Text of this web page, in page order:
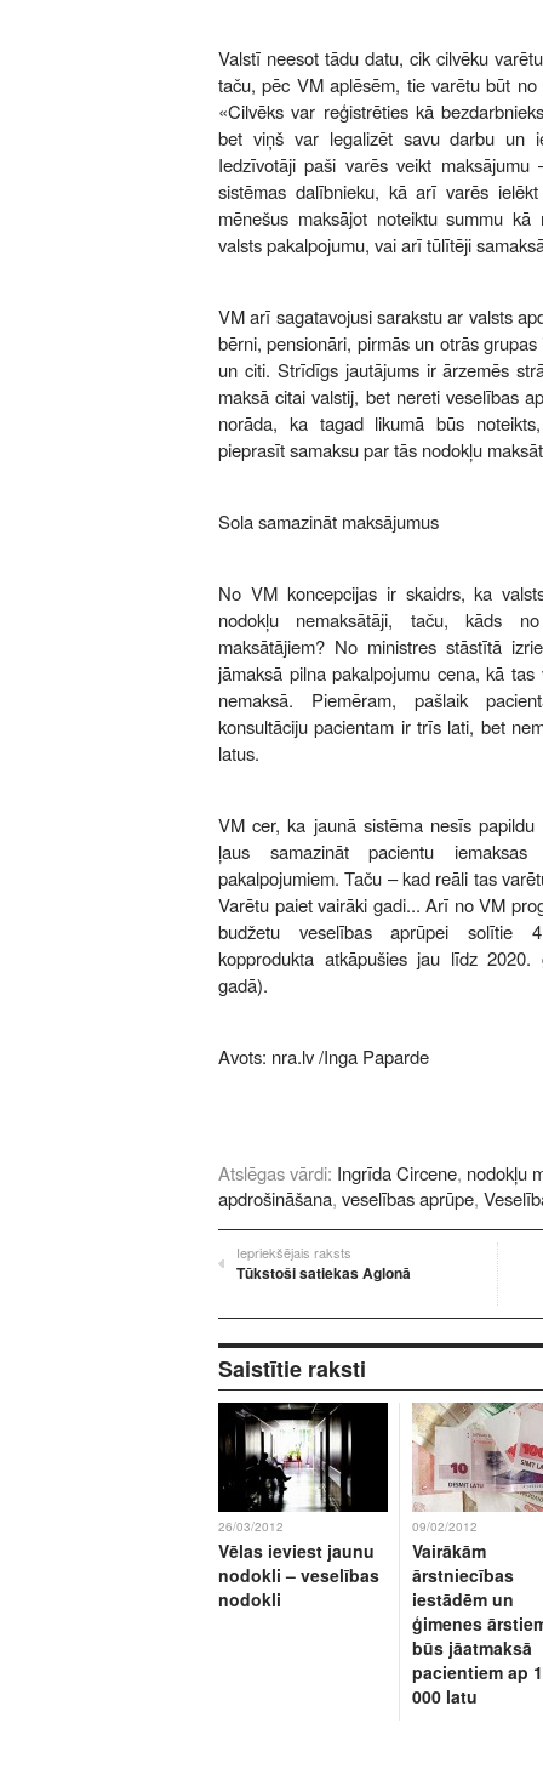
Valstī neesot tādu datu, cik cilvēku
taču, pēc VM aplēsēm, tie varētu būt
«Cilvēks var reģistrēties kā
bet viņš var legalizēt savu darbu un
Iedzīvotāji paši varēs veikt
sistēmas dalībnieku, kā arī varēs
mēnešus maksājot noteiktu summu
valsts pakalpojumu, vai arī tūlītēji
VM arī sagatavojusi sarakstu ar valsts
bērni, pensionāri, pirmās un otrās
un citi. Strīdīgs jautājums ir ārzemēs
maksā citai valstij, bet nereti veselības
norāda, ka tagad likumā būs
pieprasīt samaksu par tās nodokļu
Sola samazināt maksājumus
No VM koncepcijas ir skaidrs, ka
nodokļu nemaksātāji, taču, kāds
maksātājiem? No ministres stāstītā
jāmaksā pilna pakalpojumu cena, kā
nemaksā. Piemēram, pašlaik
konsultāciju pacientam ir trīs lati, bet
latus.
VM cer, ka jaunā sistēma nesīs
ļaus samazināt pacientu
pakalpojumiem. Taču – kad reāli tas
Varētu paiet vairāki gadi... Arī no VM
budžetu veselības aprūpei solītie
kopprodukta atkāpušies jau līdz
gadā).
Avots: nra.lv/Inga Paparde
Atslēgas vārdi: Ingrīda Circene, nodokļu
apdrošināšana, veselības aprūpe,
Iepriekšējais raksts
Tūkstoši satiekas Aglonā
Saistītie raksti
26/03/2012
Vēlas ieviest jaunu
nodokli – veselības
nodokli
09/02/2012
Vairākām
ārstniecības
iestādēm un
ģimenes
būs jāatmaksā
pacientiem ap
000 latu